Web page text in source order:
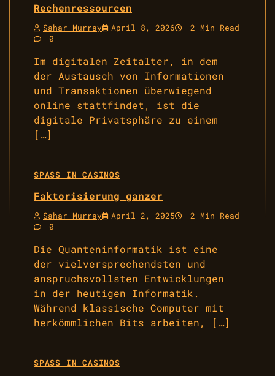
Rechenressourcen
Sahar Murray April 8, 2026
2 Min Read
0
Im digitalen Zeitalter, in dem
der Austausch von Informationen
und Transaktionen überwiegend
online stattfindet, ist die
digitale Privatsphäre zu einem
[…]
SPASS IN CASINOS
Faktorisierung ganzer
Sahar Murray April 2, 2025
2 Min Read
0
Die Quanteninformatik ist eine
der vielversprechendsten und
anspruchsvollsten Entwicklungen
in der heutigen Informatik.
Während klassische Computer mit
herkömmlichen Bits arbeiten, […]
SPASS IN CASINOS